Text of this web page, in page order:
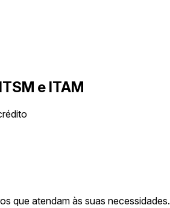
e ITAM
que atendam às suas necessidades.